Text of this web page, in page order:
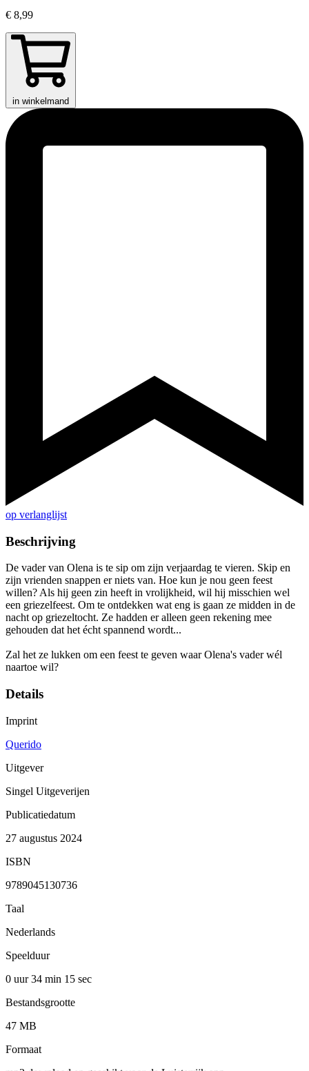
€ 8,99
in winkelmand
op verlanglijst
Beschrijving
De vader van Olena is te sip om zijn verjaardag te vieren. Skip en
zijn vrienden snappen er niets van. Hoe kun je nou geen feest
willen? Als hij geen zin heeft in vrolijkheid, wil hij misschien wel
een griezelfeest. Om te ontdekken wat eng is gaan ze midden in de
nacht op griezeltocht. Ze hadden er alleen geen rekening mee
gehouden dat het écht spannend wordt...
Zal het ze lukken om een feest te geven waar Olena's vader wél
naartoe wil?
Details
Imprint
Querido
Uitgever
Singel Uitgeverijen
Publicatiedatum
27 augustus 2024
ISBN
9789045130736
Taal
Nederlands
Speelduur
0 uur 34 min 15 sec
Bestandsgrootte
47 MB
Formaat